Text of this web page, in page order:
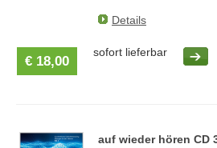
Details
€ 18,00
sofort lieferbar
auf wieder hören CD